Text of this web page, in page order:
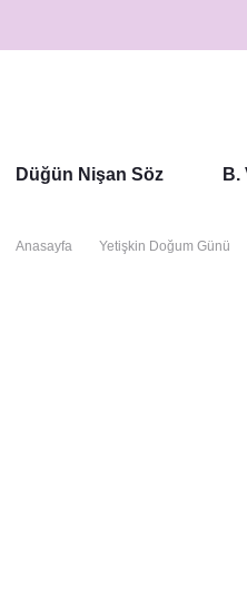
Düğün Nişan Söz B.
Anasayfa Yetişkin Doğum Günü